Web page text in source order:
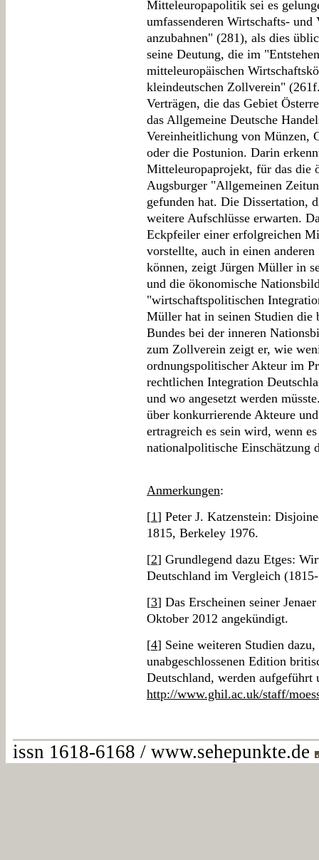
Mitteleuropapolitik sei es
umfassenderen Wirtschafts-
anzubahnen" (281), als dies
seine Deutung, die im
mitteleuropäischen
kleindeutschen Zollverein"
Verträgen, die das Gebiet
das Allgemeine Deutsche
Vereinheitlichung von Münzen,
oder die Postunion. Darin
Mitteleuropaprojekt, für das die
Augsburger "Allgemeinen
gefunden hat. Die Dissertation,
weitere Aufschlüsse erwarten.
Eckpfeiler einer erfolgreichen
vorstellte, auch in einen
können, zeigt Jürgen Müller in
und die ökonomische
"wirtschaftspolitischen
Müller hat in seinen Studien die
Bundes bei der inneren
zum Zollverein zeigt er, wie
ordnungspolitischer Akteur im
rechtlichen Integration
und wo angesetzt werden
über konkurrierende Akteure
ertragreich es sein wird, wenn
nationalpolitische Einschätzung
Anmerkungen:
[1] Peter J. Katzenstein:
1815, Berkeley 1976.
[2] Grundlegend dazu Etges:
Deutschland im Vergleich
[3] Das Erscheinen seiner
Oktober 2012 angekündigt.
[4] Seine weiteren Studien
unabgeschlossenen Edition
Deutschland, werden aufgeführt
http://www.ghil.ac.uk/staff/
issn 1618-6168 / www.sehepunkte.de